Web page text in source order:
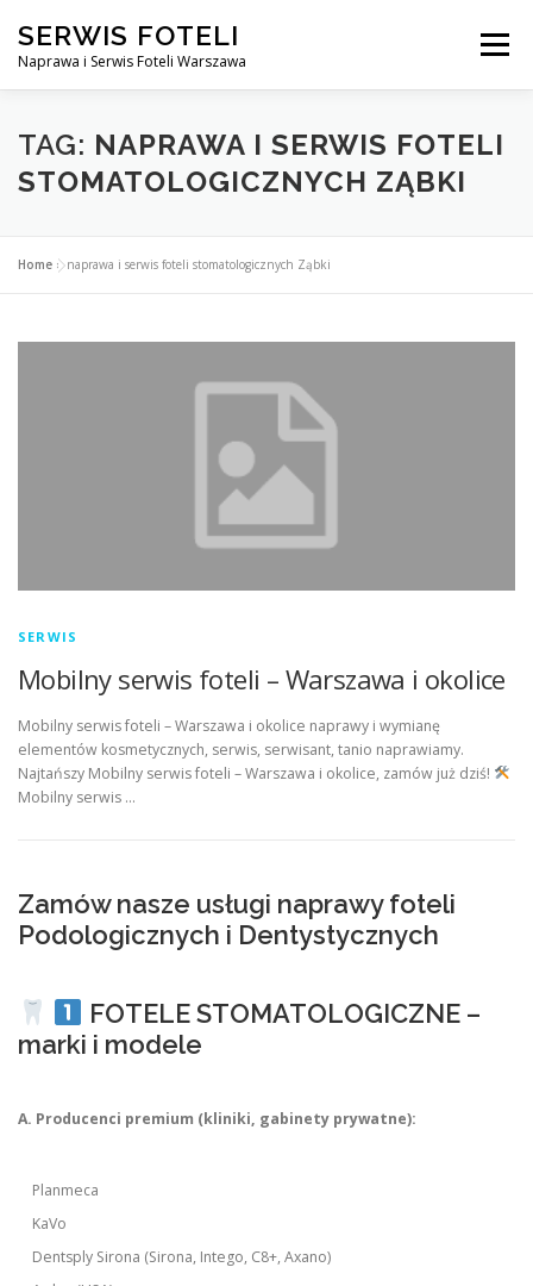
treści
SERWIS FOTELI
Naprawa i Serwis Foteli Warszawa
Menu
NAPRAWA FOTELI DENTYSTYCZNE I MEDYCZNE
TAG: NAPRAWA I SERWIS FOTELI
STOMATOLOGICZNYCH ZĄBKI
Home »naprawa i serwis foteli stomatologicznych Ząbki
SERWIS
Mobilny serwis foteli – Warszawa i okolice
Mobilny serwis foteli – Warszawa i okolice naprawy i wymianę
elementów kosmetycznych, serwis, serwisant, tanio naprawiamy.
Najtańszy Mobilny serwis foteli – Warszawa i okolice, zamów już dziś!
Mobilny serwis …
Zamów nasze usługi naprawy foteli
Podologicznych i Dentystycznych
FOTELE STOMATOLOGICZNE –
marki i modele
A. Producenci premium (kliniki, gabinety prywatne):
Planmeca
KaVo
Dentsply Sirona (Sirona, Intego, C8+, Axano)